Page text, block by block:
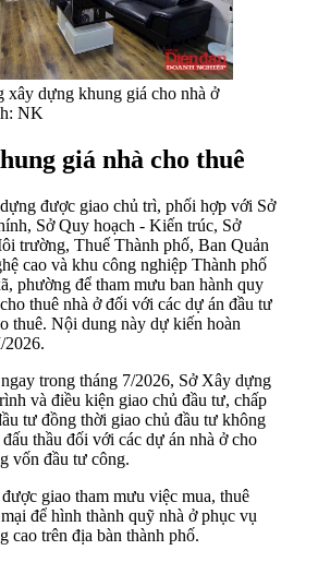
xây dựng khung giá cho nhà ở
NK
giá nhà cho thuê
được giao chủ trì, phối hợp với Sở
Sở Quy hoạch - Kiến trúc, Sở
trường, Thuế Thành phố, Ban Quản
cao và khu công nghiệp Thành phố
phường để tham mưu ban hành quy
thuê nhà ở đối với các dự án đầu tư
thuê. Nội dung này dự kiến hoàn
2026.
trong tháng 7/2026, Sở Xây dựng
và điều kiện giao chủ đầu tư, chấp
tư đồng thời giao chủ đầu tư không
thầu đối với các dự án nhà ở cho
vốn đầu tư công.
giao tham mưu việc mua, thuê
để hình thành quỹ nhà ở phục vụ
cao trên địa bàn thành phố.